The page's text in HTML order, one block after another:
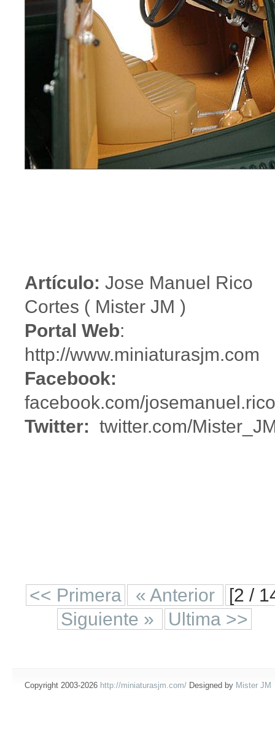
Artículo: Jose Manuel Rico
Cortes ( Mister JM )
Portal Web:
http://www.miniaturasjm.com
Facebook:
facebook.com/
Twitter: twitter.com/
<< Primera « Anterior
[2 /
Siguiente »
Ultima >>
Copyright 2003-2026 http://miniaturasjm.com/ Designed by Mister JM